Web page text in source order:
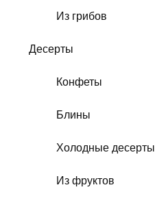
Из грибов
Десерты
Конфеты
Блины
Холодные десерты
Из фруктов